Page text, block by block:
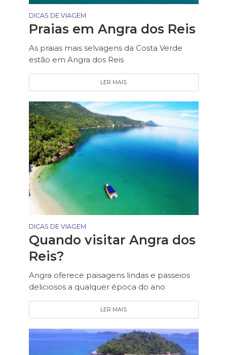
DICAS DE VIAGEM
Praias em Angra dos Reis
As praias mais selvagens da Costa Verde
estão em Angra dos Reis
LER MAIS
DICAS DE VIAGEM
Quando visitar Angra dos
Reis?
Angra oferece paisagens lindas e passeios
deliciosos a qualquer época do ano
LER MAIS